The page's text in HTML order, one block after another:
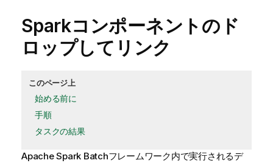
Sparkコンポーネントのド
ロップしてリンク
このページ上
始める前に
手順
タスクの結果
Apache Spark Batchフレームワーク内で実行されるデ